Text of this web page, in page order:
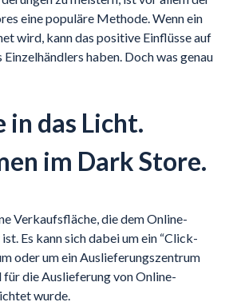
eine populäre Methode. Wenn ein
wird, kann das positive Einflüsse auf
haben. Doch was genau
in das Licht.
im Dark Store.
Verkaufsfläche, die dem Online-
Es kann sich dabei um ein “Click-
oder um ein Auslieferungszentrum
für die Auslieferung von Online-
wurde.